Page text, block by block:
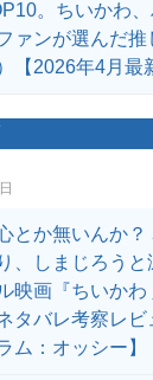
。ちいかわ
ァンが選んだ推
【2026年4月最
とか無いんか
、しまじろう
映画『ちいか
タバレ考察レビ
ム：オッシー】